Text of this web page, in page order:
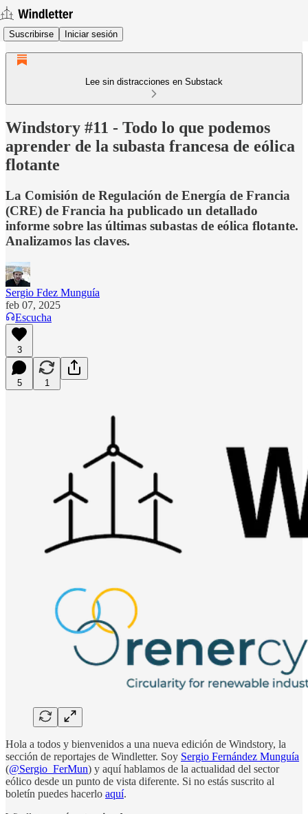
Suscribirse Iniciar sesión
Lee sin distracciones en Substack
Windstory #11 - Todo lo que podemos
aprender de la subasta francesa de eólica
flotante
La Comisión de Regulación de Energía de Francia
(CRE) de Francia ha publicado un detallado
informe sobre las últimas subastas de eólica flotante.
Analizamos las claves.
Sergio Fdez Munguía
feb 07, 2025
Escucha
3
5 1
Hola a todos y bienvenidos a una nueva edición de Windstory, la
sección de reportajes de Windletter. Soy Sergio Fernández Munguía
(@Sergio_FerMun) y aquí hablamos de la actualidad del sector
eólico desde un punto de vista diferente. Si no estás suscrito al
boletín puedes hacerlo aquí.